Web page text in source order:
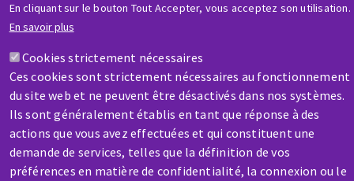
En cliquant sur le bouton Tout Accepter, vous acceptez son utilisation.
En savoir plus
Cookies strictement nécessaires
Ces cookies sont strictement nécessaires au fonctionnement
du site web et ne peuvent être désactivés dans nos systèmes.
Ils sont généralement établis en tant que réponse à des
actions que vous avez effectuées et qui constituent une
demande de services, telles que la définition de vos
préférences en matière de confidentialité, la connexion ou le
AIDE & CONTACT
Une question ? Un renseignement ?
Contactez-nous